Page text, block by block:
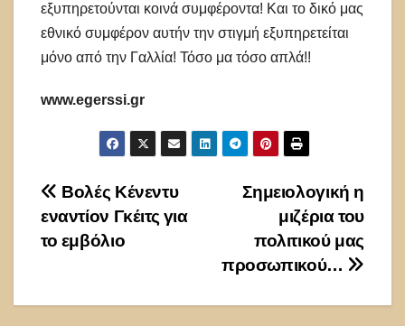
εξυπηρετούνται κοινά συμφέροντα! Και το δικό μας
εθνικό συμφέρον αυτήν την στιγμή εξυπηρετείται
μόνο από την Γαλλία! Τόσο μα τόσο απλά!!
www.egerssi.gr
Πλοήγηση
άρθρων
Σημειολογική η
μιζέρια του
πολιτικού μας
προσωπικού…
Βολές Κένεντυ
εναντίον Γκέιτς για
το εμβόλιο